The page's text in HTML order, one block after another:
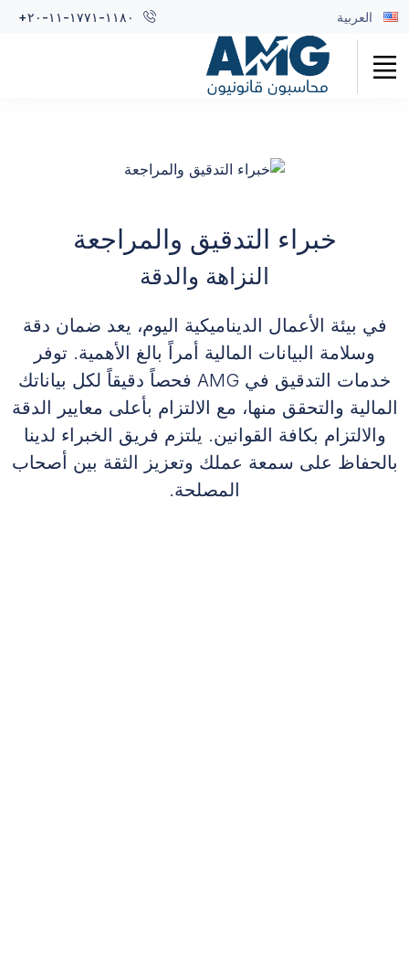
العربية +٢٠-١١-١٧٧١-١١٨٠
خبراء التدقيق والمراجعة
النزاهة والدقة
في بيئة الأعمال الديناميكية اليوم، يعد ضمان دقة
وسلامة البيانات المالية أمراً بالغ الأهمية. توفر
خدمات التدقيق في AMG فحصاً دقيقاً لكل بياناتك
المالية والتحقق منها، مع الالتزام بأعلى معايير الدقة
والالتزام بكافة القوانين. يلتزم فريق الخبراء لدينا
بالحفاظ على سمعة عملك وتعزيز الثقة بين أصحاب
المصلحة.